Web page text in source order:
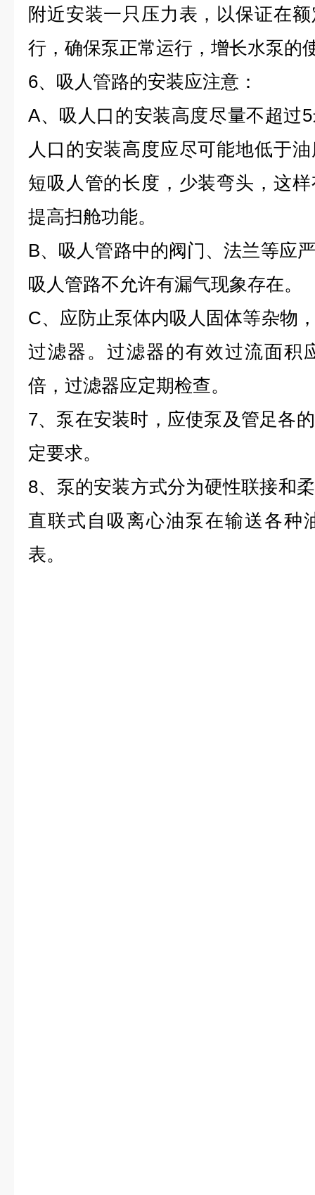
附近安装一只压力表，以保证在
行，确保泵正常运行，增长水泵的
6、吸人管路的安装应注意：
A、吸人口的安装高度尽量不超过
人口的安装高度应尽可能地低于
短吸人管的长度，少装弯头，这
提高扫舱功能。
B、吸人管路中的阀门、法兰等应
吸人管路不允许有漏气现象存在。
C、应防止泵体内吸人固体等杂物
过滤器。过滤器的有效过流面
倍，过滤器应定期检查。
7、泵在安装时，应使泵及管足各
定要求。
8、泵的安装方式分为硬性联接和
直联式自吸离心油泵在输送各种
表。